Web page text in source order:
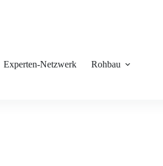
Experten-Netzwerk Rohbau